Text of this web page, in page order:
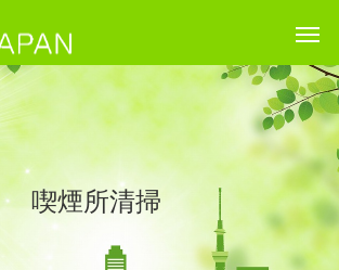
喫煙所清掃